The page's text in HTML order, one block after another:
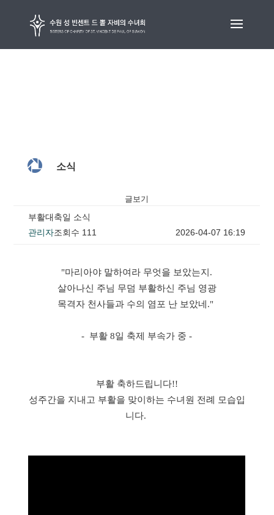
 소식
글보기
부활대축일 소식
관리자조회수 111 2026-04-07 16:19
"마리아야 말하여라 무엇을 보았는지.
살아나신 주님 무덤 부활하신 주님 영광
목격자 천사들과 수의 염포 난 보았네."
- 부활 8일 축제 부속가 중 -
부활 축하드립니다!!
성주간을 지내고 부활을 맞이하는 수녀원 전례 모습입
니다.